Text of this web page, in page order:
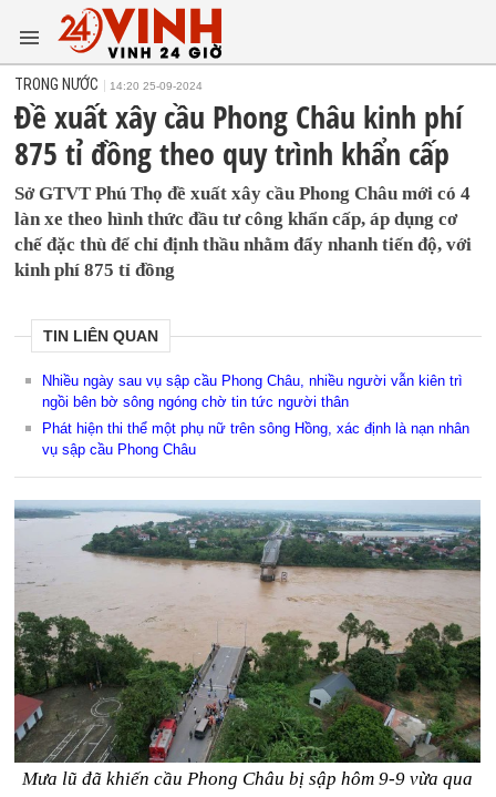
TRONG NƯỚC 14:20 25-09-2024
Đề xuất xây cầu Phong Châu kinh phí
875 tỉ đồng theo quy trình khẩn cấp
Sở GTVT Phú Thọ đề xuất xây cầu Phong Châu mới có 4
làn xe theo hình thức đầu tư công khẩn cấp, áp dụng cơ
chế đặc thù để chỉ định thầu nhằm đẩy nhanh tiến độ, với
kinh phí 875 tỉ đồng
TIN LIÊN QUAN
Nhiều ngày sau vụ sập cầu Phong Châu, nhiều người vẫn kiên trì
ngồi bên bờ sông ngóng chờ tin tức người thân
Phát hiện thi thể một phụ nữ trên sông Hồng, xác định là nạn nhân
vụ sập cầu Phong Châu
Mưa lũ đã khiến cầu Phong Châu bị sập hôm 9-9 vừa qua